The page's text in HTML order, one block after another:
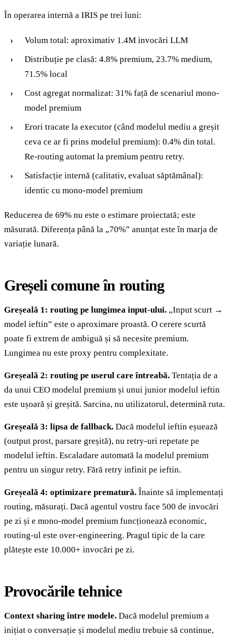
În operarea internă a IRIS pe trei luni:
Volum total: aproximativ 1.4M invocări LLM
Distribuție pe clasă: 4.8% premium, 23.7% medium,
71.5% local
Cost agregat normalizat: 31% față de scenariul mono-
model premium
Erori tracate la executor (când modelul mediu a greșit
ceva ce ar fi prins modelul premium): 0.4% din total.
Re-routing automat la premium pentru retry.
Satisfacție internă (calitativ, evaluat săptămânal):
identic cu mono-model premium
Reducerea de 69% nu este o estimare proiectată; este
măsurată. Diferența până la „70%” anunțat este în marja de
variație lunară.
Greșeli comune în routing
Greșeală 1: routing pe lungimea input-ului. „Input scurt →
model ieftin” este o aproximare proastă. O cerere scurtă
poate fi extrem de ambiguă și să necesite premium.
Lungimea nu este proxy pentru complexitate.
Greșeală 2: routing pe userul care întreabă. Tentația de a
da unui CEO modelul premium și unui junior modelul ieftin
este ușoară și greșită. Sarcina, nu utilizatorul, determină ruta.
Greșeală 3: lipsa de fallback. Dacă modelul ieftin eșuează
(output prost, parsare greșită), nu retry-uri repetate pe
modelul ieftin. Escaladare automată la modelul premium
pentru un singur retry. Fără retry infinit pe ieftin.
Greșeală 4: optimizare prematură. Înainte să implementați
routing, măsurați. Dacă agentul vostru face 500 de invocări
pe zi și e mono-model premium funcționează economic,
routing-ul este over-engineering. Pragul tipic de la care
plătește este 10.000+ invocări pe zi.
Provocările tehnice
Context sharing între modele. Dacă modelul premium a
inițiat o conversație și modelul mediu trebuie să continue,